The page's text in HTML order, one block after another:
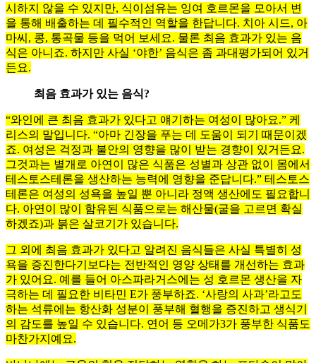
시하지 않을 수 있지만, 식이섬유는 잉여 호르몬을 모아서 변
을 통해 배출하는 데 필수적인 역할을 한답니다. 치아 시드, 아
마씨, 콩, 통곡물 등을 먹어 보세요. 물론 최음 효과가 있는 음
식은 아니죠. 하지만 사실 ‘야한’ 음식은 좀 과대평가되어 있거
든요.
최음 효과가 있는 음식?
“와인에 큰 최음 효과가 있다고 얘기하는 여성이 많아요.” 케
리스의 말입니다. “아마 긴장을 푸는 데 도움이 되기 때문이겠
죠. 여성은 걱정과 불안의 영향을 많이 받는 경향이 있거든요.
그것과는 별개로 아연이 많은 식품은 성별과 상관 없이 몸에서
테스토스테론을 생산하는 능력에 영향을 준답니다.” 테스토스
테론은 여성의 성욕을 높일 뿐 아니라 정액 생산에도 필요합니
다. 아연이 많이 함유된 식품으로는 해산물(굴을 고르면 확실
하겠죠)과 붉은 살코기가 있습니다.
그 외에 최음 효과가 있다고 알려진 음식들은 사실 특별히 성
욕을 증진한다기보다는 전반적인 영양 상태를 개선하는 효과
가 있어요. 예를 들어 아스파라거스에는 성 호르몬 생산을 자
극하는 데 필요한 비타민 E가 풍부하죠. ‘사랑의 사과’라고도
하는 석류에는 항산화 성분이 풍부해 혈행을 증진하고 생식기
의 감도를 높일 수 있습니다. 연어 등 오메가3가 풍부한 식품도
마찬가지예요.